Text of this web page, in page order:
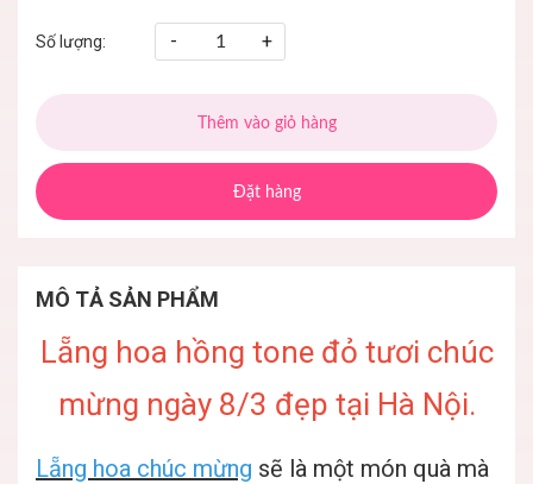
Số lượng: - +
Thêm vào giỏ hàng
Đặt hàng
MÔ TẢ SẢN PHẨM
Lẵng hoa hồng tone đỏ tươi chúc
mừng ngày 8/3 đẹp tại Hà Nội.
Lẵng hoa chúc mừng sẽ là một món quà mà